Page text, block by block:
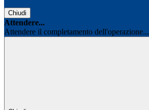
Chiudi
Attendere...
Attendere il completamento dell'operazione...